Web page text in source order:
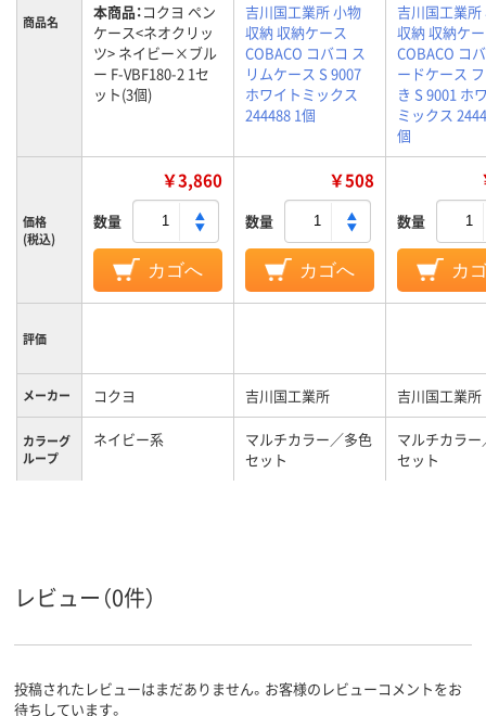
商品名 本商品：コクヨ ペン
ケース<ネオクリッ
ツ> ネイビー×ブル
ー F-VBF180-2 1セ
ット(3個)
吉川国工業所 小物
収納 収納ケース
COBACO コバコ ス
リムケース S 9007
ホワイトミックス
244488 1個
吉川国工業所
収納 収納ケ
COBACO コ
ードケース
き S 9001 ホ
ミックス
個
価格
(税込)
￥3,860
数量
カゴへ
￥508
数量
カゴへ
数量
カ
評価
メーカー コクヨ 吉川国工業所 吉川国工業所
カラーグ
ループ
ネイビー系
マルチカラー／多色
セット
マルチカラ
セット
レビュー（0件）
投稿されたレビューはまだありません。お客様のレビューコメントをお
待ちしています。